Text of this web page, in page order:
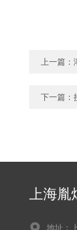
上一篇：
下一篇：
上海
地址：